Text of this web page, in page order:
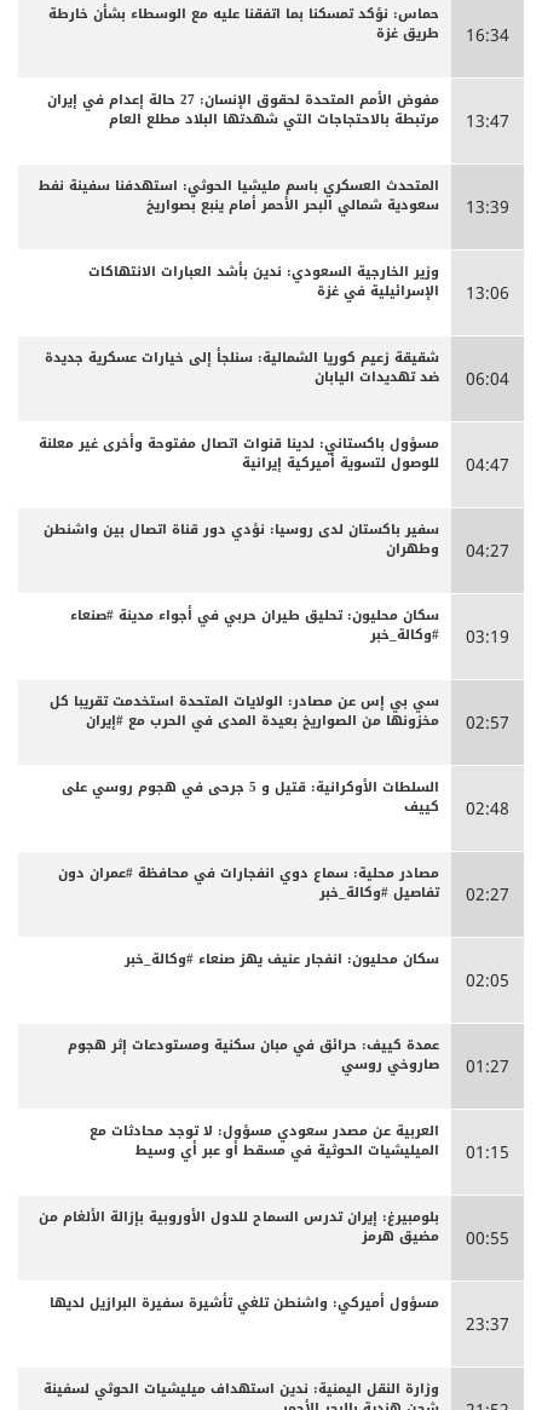
16:34
حماس: نؤكد تمسكنا بما اتفقنا عليه مع الوسطاء بشأن خارطة
طريق غزة
13:47
مفوض الأمم المتحدة لحقوق الإنسان: 27 حالة إعدام في إيران
مرتبطة بالاحتجاجات التي شهدتها البلاد مطلع العام
13:39
المتحدث العسكري باسم مليشيا الحوثي: استهدفنا سفينة نفط
سعودية شمالي البحر الأحمر أمام ينبع بصواريخ
13:06
وزير الخارجية السعودي: ندين بأشد العبارات الانتهاكات
الإسرائيلية في غزة
06:04
شقيقة زعيم كوريا الشمالية: سنلجأ إلى خيارات عسكرية جديدة
ضد تهديدات اليابان
04:47
مسؤول باكستاني: لدينا قنوات اتصال مفتوحة وأخرى غير معلنة
للوصول لتسوية أميركية إيرانية
04:27
سفير باكستان لدى روسيا: نؤدي دور قناة اتصال بين واشنطن
وطهران
03:19
سكان محليون: تحليق طيران حربي في أجواء مدينة #صنعاء
#وكالة_خبر
02:57
سي بي إس عن مصادر: الولايات المتحدة استخدمت تقريبا كل
مخزونها من الصواريخ بعيدة المدى في الحرب مع #إيران
02:48
السلطات الأوكرانية: قتيل و 5 جرحى في هجوم روسي على
كييف
02:27
مصادر محلية: سماع دوي انفجارات في محافظة #عمران دون
تفاصيل #وكالة_خبر
02:05
سكان محليون: انفجار عنيف يهز صنعاء #وكالة_خبر
01:27
عمدة كييف: حرائق في مبان سكنية ومستودعات إثر هجوم
صاروخي روسي
01:15
العربية عن مصدر سعودي مسؤول: لا توجد محادثات مع
الميليشيات الحوثية في مسقط أو عبر أي وسيط
00:55
بلومبيرغ: إيران تدرس السماح للدول الأوروبية بإزالة الألغام من
مضيق هرمز
23:37
مسؤول أميركي: واشنطن تلغي تأشيرة سفيرة البرازيل لديها
وزارة النقل اليمنية: ندين استهداف ميليشيات الحوثي لسفينة